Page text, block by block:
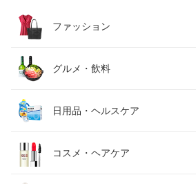
ファッション
レディースファッション
メンズファッション
キッズファッション
グルメ・飲料
食品
スイーツ・お菓子
日用品・ヘルスケア
日用品雑貨・文房具・手芸
コスメ・ヘアケア